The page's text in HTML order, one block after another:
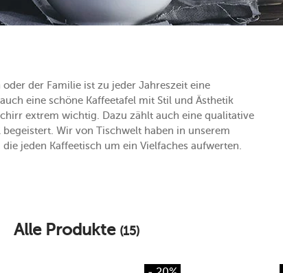
der Familie ist zu jeder Jahreszeit eine
eine schöne Kaffeetafel mit Stil und Ästhetik
extrem wichtig. Dazu zählt auch eine qualitative
Wir von Tischwelt haben in unserem
jeden Kaffeetisch um ein Vielfaches aufwerten.
Alle Produkte (15)